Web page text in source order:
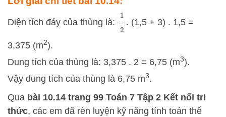
Diện tích đáy của thùng là: 1 . (1,5 + 3) . 1,5 =
3,375 (m2).
Dung tích của thùng là: 3,375 . 2 = 6,75 (m3).
Vậy dung tích của thùng là 6,75 m3.
Qua bài 10.14 trang 99 Toán 7 Tập 2 Kết nối tri
thức, các em đã rèn luyện kỹ năng tính toán thể